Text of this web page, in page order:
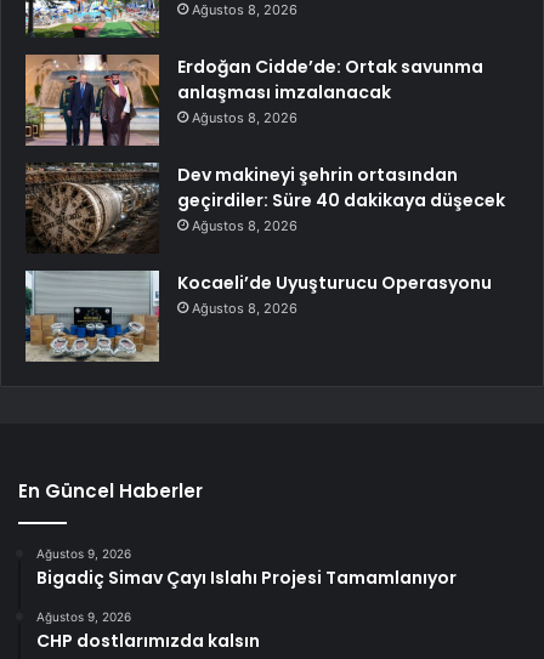
Ağustos 8, 2026
Erdoğan Cidde’de: Ortak savunma
anlaşması imzalanacak
Ağustos 8, 2026
Dev makineyi şehrin ortasından
geçirdiler: Süre 40 dakikaya düşecek
Ağustos 8, 2026
Kocaeli’de Uyuşturucu Operasyonu
Ağustos 8, 2026
En Güncel Haberler
Ağustos 9, 2026
Bigadiç Simav Çayı Islahı Projesi Tamamlanıyor
Ağustos 9, 2026
CHP dostlarımızda kalsın